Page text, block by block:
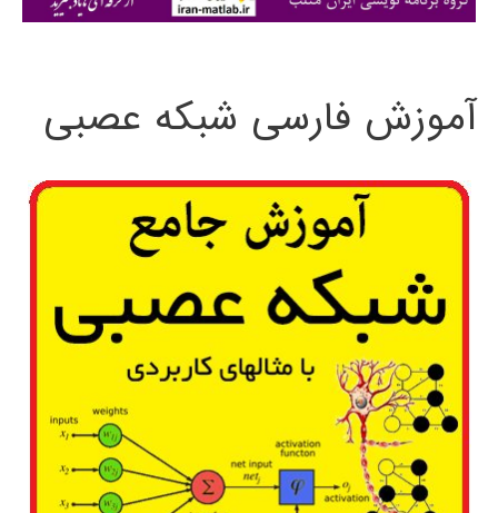
آموزش فارسی شبکه عصبی